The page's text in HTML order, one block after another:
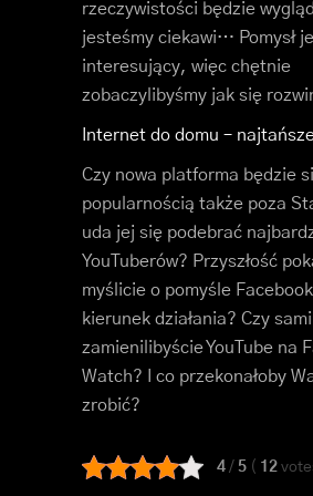
rzeczywistości będzie
jesteśmy ciekawi… Pomysł
interesujący, więc chętnie
zobaczylibyśmy jak się
Internet do domu –
Czy nowa platforma będzie
popularnością także poza
uda jej się podebrać
YouTuberów? Przyszłość
myślicie o pomyśle
kierunek działania? Czy sami
zamienilibyście YouTube na
Watch? I co przekonałoby
zrobić?
4 / 5 ( 12